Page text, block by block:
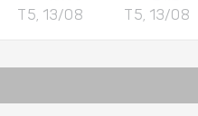
T5, 13/08
T5, 13/08